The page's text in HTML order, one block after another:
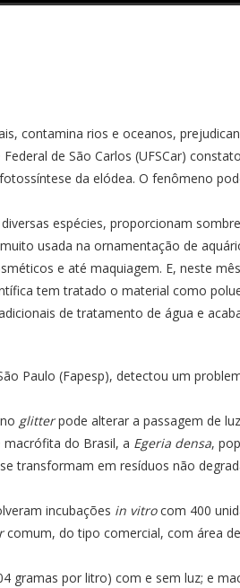
contamina rios e oceanos,
de São Carlos (UFSCar)
da elódea. O fenômeno
espécies, proporcionam
usada na ornamentação de
e até maquiagem. E, neste
tem tratado o material como
de tratamento de água e
Paulo (Fapesp), detectou um
glitterpode alterar a passagem de
do Brasil, a Egeria densa,
transformam em resíduos não
incubações in vitrocom 400
comum, do tipo comercial, com área
gramas por litro) com e sem luz; e